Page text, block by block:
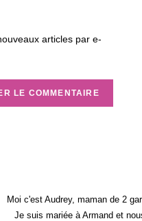
articles par e-
Moi c'est Audrey, maman de 2
Je suis mariée à Armand et